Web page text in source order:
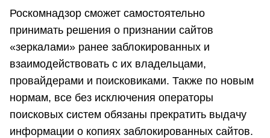
Роскомнадзор сможет самостоятельно
принимать решения о признании сайтов
«зеркалами» ранее заблокированных и
взаимодействовать с их владельцами,
провайдерами и поисковиками. Также по новым
нормам, все без исключения операторы
поисковых систем обязаны прекратить выдачу
информации о копиях заблокированных сайтов.